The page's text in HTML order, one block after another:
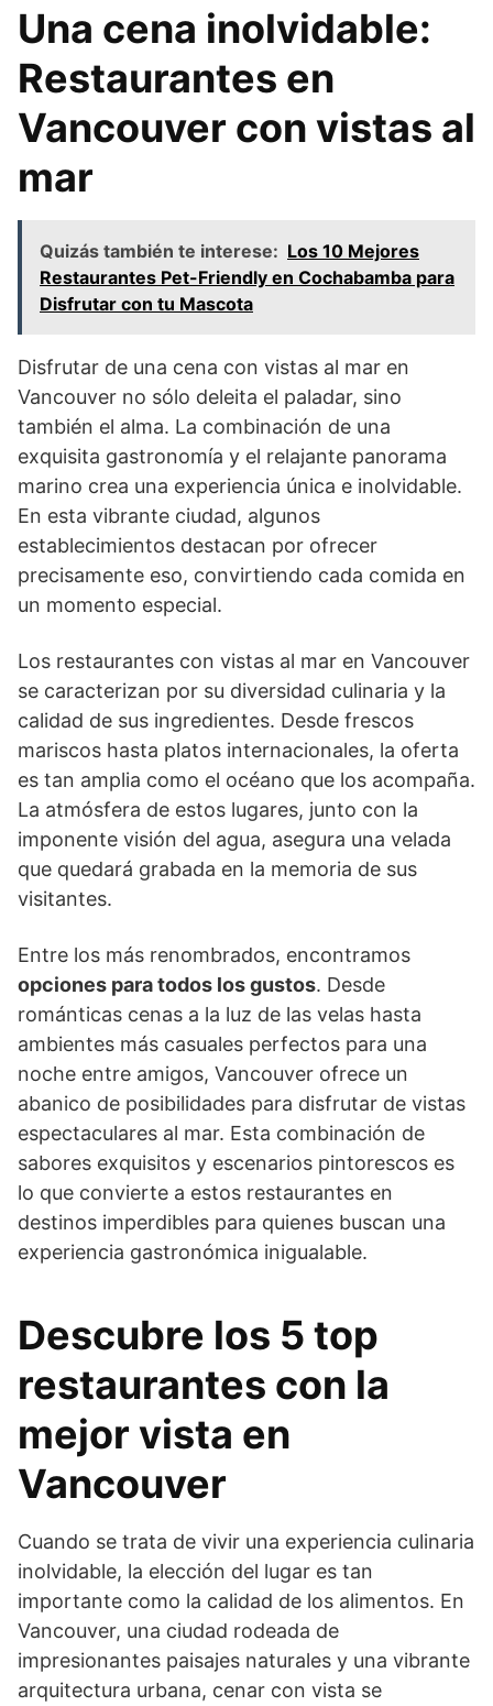
Una cena inolvidable:
Restaurantes en
Vancouver con vistas al
mar
Quizás también te interese: Los 10 Mejores
Restaurantes Pet-Friendly en Cochabamba para
Disfrutar con tu Mascota
Disfrutar de una cena con vistas al mar en
Vancouver no sólo deleita el paladar, sino
también el alma. La combinación de una
exquisita gastronomía y el relajante panorama
marino crea una experiencia única e inolvidable.
En esta vibrante ciudad, algunos
establecimientos destacan por ofrecer
precisamente eso, convirtiendo cada comida en
un momento especial.
Los restaurantes con vistas al mar en Vancouver
se caracterizan por su diversidad culinaria y la
calidad de sus ingredientes. Desde frescos
mariscos hasta platos internacionales, la oferta
es tan amplia como el océano que los acompaña.
La atmósfera de estos lugares, junto con la
imponente visión del agua, asegura una velada
que quedará grabada en la memoria de sus
visitantes.
Entre los más renombrados, encontramos
opciones para todos los gustos. Desde
románticas cenas a la luz de las velas hasta
ambientes más casuales perfectos para una
noche entre amigos, Vancouver ofrece un
abanico de posibilidades para disfrutar de vistas
espectaculares al mar. Esta combinación de
sabores exquisitos y escenarios pintorescos es
lo que convierte a estos restaurantes en
destinos imperdibles para quienes buscan una
experiencia gastronómica inigualable.
Descubre los 5 top
restaurantes con la
mejor vista en
Vancouver
Cuando se trata de vivir una experiencia culinaria
inolvidable, la elección del lugar es tan
importante como la calidad de los alimentos. En
Vancouver, una ciudad rodeada de
impresionantes paisajes naturales y una vibrante
arquitectura urbana, cenar con vista se